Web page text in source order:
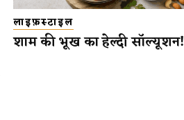
लाइफ़स्टाइल
शाम की भूख का हेल्दी सॉल्यूशन!